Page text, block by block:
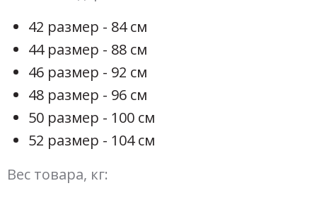
42 размер - 84 см
44 размер - 88 см
46 размер - 92 см
48 размер - 96 см
50 размер - 100 см
52 размер - 104 см
Вес товара, кг: